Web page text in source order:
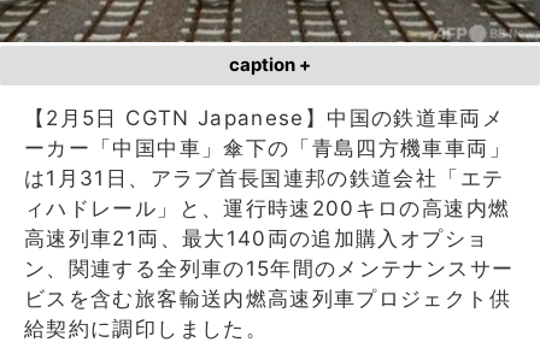
caption +
【2月5日 CGTN Japanese】中国の鉄道車両メ
ーカー「中国中車」傘下の「青島四方機車車両」
は1月31日、アラブ首長国連邦の鉄道会社「エテ
ィハドレール」と、運行時速200キロの高速内燃
高速列車21両、最大140両の追加購入オプショ
ン、関連する全列車の15年間のメンテナンスサー
ビスを含む旅客輸送内燃高速列車プロジェクト供
給契約に調印しました。